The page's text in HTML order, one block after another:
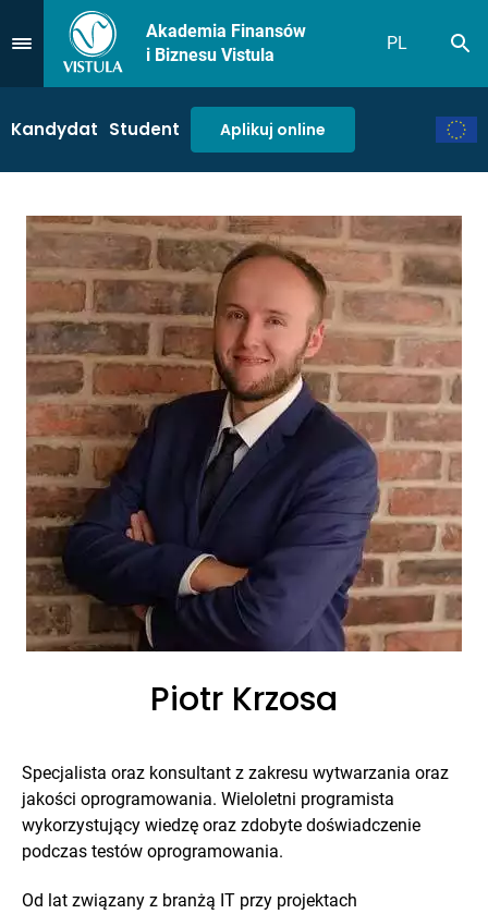
Przejdź do Menu
Akademia Finansów
i Biznesu Vistula
PL
Kandydat Student Aplikuj online
Piotr Krzosa
Specjalista oraz konsultant z zakresu wytwarzania oraz
jakości oprogramowania. Wieloletni programista
wykorzystujący wiedzę oraz zdobyte doświadczenie
podczas testów oprogramowania.
Od lat związany z branżą IT przy projektach